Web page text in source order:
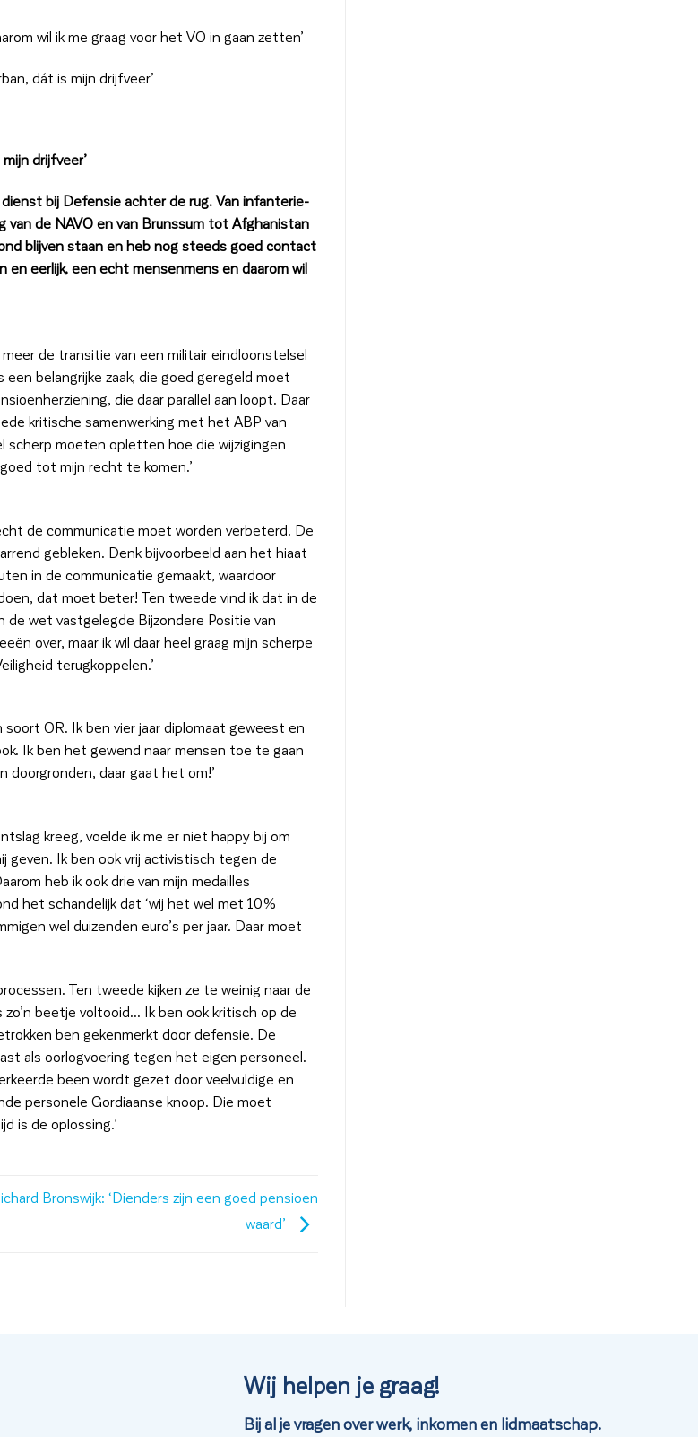
wil ik me graag voor het VO in gaan zetten’
dát is mijn drijfveer’
drijfveer’
bij Defensie achter de rug. Van infanterie-
de NAVO en van Brunssum tot Afghanistan
blijven staan en heb nog steeds goed contact
eerlijk, een echt mensenmens en daarom wil
de transitie van een militair eindloonstelsel
belangrijke zaak, die goed geregeld moet
die daar parallel aan loopt. Daar
kritische samenwerking met het ABP van
scherp moeten opletten hoe die wijzigingen
tot mijn recht te komen.’
de communicatie moet worden verbeterd. De
gebleken. Denk bijvoorbeeld aan het hiaat
in de communicatie gemaakt, waardoor
dat moet beter! Ten tweede vind ik dat in de
wet vastgelegde Bijzondere Positie van
over, maar ik wil daar heel graag mijn scherpe
terugkoppelen.’
OR. Ik ben vier jaar diplomaat geweest en
Ik ben het gewend naar mensen toe te gaan
doorgronden, daar gaat het om!’
kreeg, voelde ik me er niet happy bij om
geven. Ik ben ook vrij activistisch tegen de
heb ik ook drie van mijn medailles
het schandelijk dat ‘wij het wel met 10%
wel duizenden euro’s per jaar. Daar moet
Ten tweede kijken ze te weinig naar de
beetje voltooid… Ik ben ook kritisch op de
ben gekenmerkt door defensie. De
als oorlogvoering tegen het eigen personeel.
been wordt gezet door veelvuldige en
personele Gordiaanse knoop. Die moet
is de oplossing.’
Bronswijk: ‘Dienders zijn een goed pensioen
waard’
Wij helpen je graag!
Bij al je vragen over werk, inkomen en lidmaatschap.